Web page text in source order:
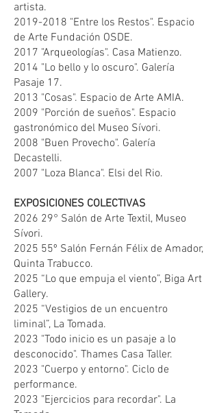
artista.
2019-2018 "Entre los Restos". Espacio
de Arte Fundación OSDE.
2017 "Arqueologías". Casa Matienzo.
2014 "Lo bello y lo oscuro". Galería
Pasaje 17.
2013 "Cosas". Espacio de Arte AMIA.
2009 "Porción de sueños". Espacio
gastronómico del Museo Sívori.
2008 "Buen Provecho". Galería
Decastelli.
2007 "Loza Blanca". Elsi del Rio.
EXPOSICIONES COLECTIVAS
2026 29° Salón de Arte Textil, Museo
Sívori.
2025 55º Salón Fernán Félix de Amador,
Quinta Trabucco.
2025 “Lo que empuja el viento”, Biga Art
Gallery.
2025 “Vestigios de un encuentro
liminal”, La Tomada.
2023 "Todo inicio es un pasaje a lo
desconocido". Thames Casa Taller.
2023 "Cuerpo y entorno". Ciclo de
performance.
2023 "Ejercicios para recordar". La